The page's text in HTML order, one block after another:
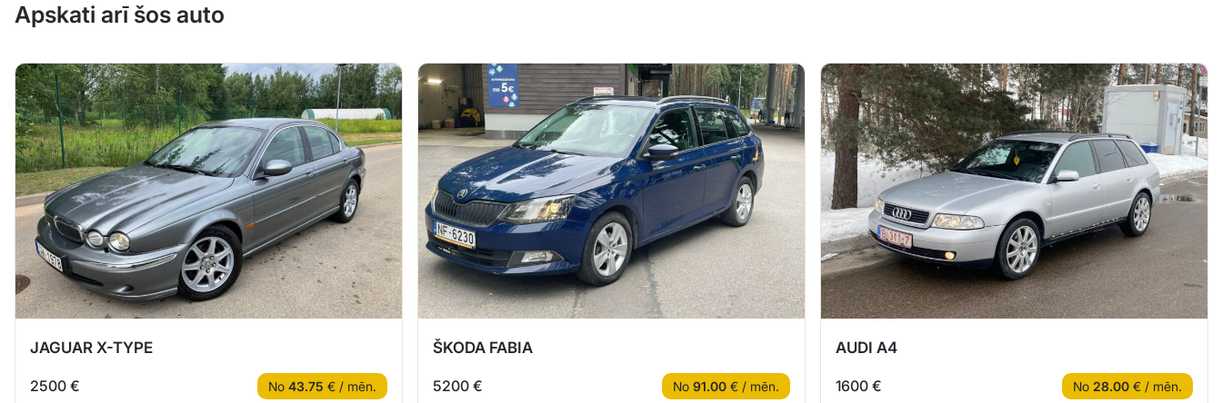
Apskati arī šos auto
JAGUAR X-TYPE
2500 € No 43.75 € / mēn.
ŠKODA FABIA
5200 € No 91.00 € / mēn.
AUDI A4
1600 € No 28.00 € / mēn.